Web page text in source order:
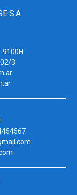
S.A
9100H
3